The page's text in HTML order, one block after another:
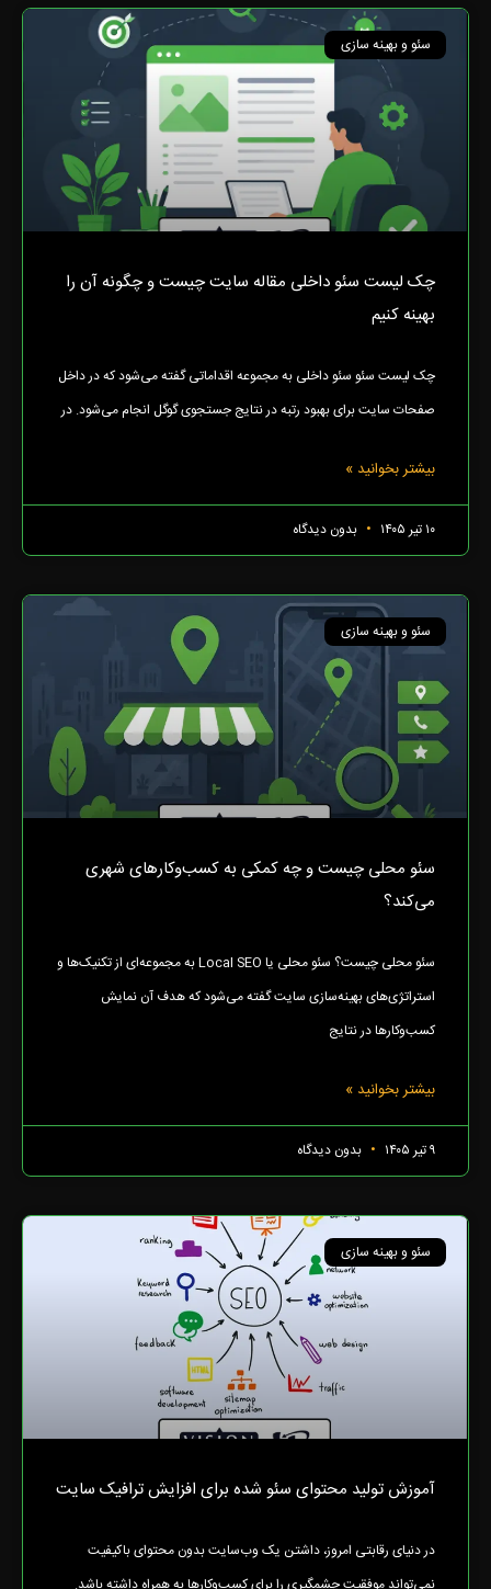
سئو و بهینه سازی
چک لیست سئو داخلی مقاله سایت چیست و چگونه آن را
بهینه کنیم
چک لیست سئو سئو داخلی به مجموعه اقداماتی گفته می‌شود که در داخل
صفحات سایت برای بهبود رتبه در نتایج جستجوی گوگل انجام می‌شود. در
بیشتر بخوانید »
۱۰ تیر ۱۴۰۵ بدون دیدگاه
سئو و بهینه سازی
سئو محلی چیست و چه کمکی به کسب‌وکارهای شهری
می‌کند؟
سئو محلی چیست؟ سئو محلی یا Local SEO به مجموعه‌ای از تکنیک‌ها و
استراتژی‌های بهینه‌سازی سایت گفته می‌شود که هدف آن نمایش
کسب‌وکارها در نتایج
بیشتر بخوانید »
۹ تیر ۱۴۰۵ بدون دیدگاه
سئو و بهینه سازی
آموزش تولید محتوای سئو شده برای افزایش ترافیک سایت
در دنیای رقابتی امروز، داشتن یک وب‌سایت بدون محتوای باکیفیت